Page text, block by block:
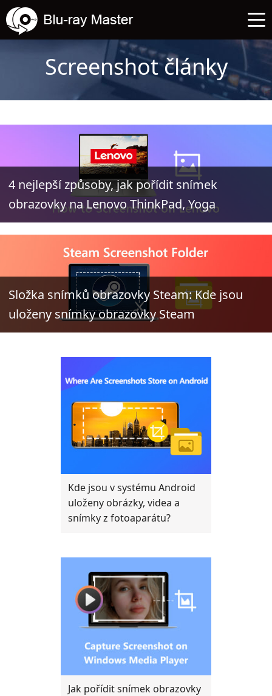
Screenshot články
4 nejlepší způsoby, jak pořídit snímek
obrazovky na Lenovo ThinkPad, Yoga
Složka snímků obrazovky Steam: Kde jsou
uloženy snímky obrazovky Steam
Kde jsou v systému Android
uloženy obrázky, videa a
snímky z fotoaparátu?
Jak pořídit snímek obrazovky